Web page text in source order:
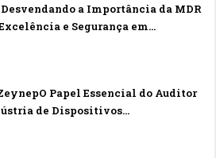
a Importância da MDR
e Segurança em
Papel Essencial do Auditor
de Dispositivos